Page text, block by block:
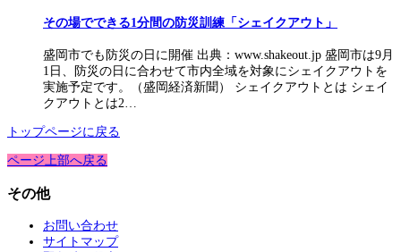
その場でできる1分間の防災訓練「シェイクアウト」
盛岡市でも防災の日に開催 出典：www.shakeout.jp 盛岡市は9月
1日、防災の日に合わせて市内全域を対象にシェイクアウトを
実施予定です。（盛岡経済新聞） シェイクアウトとは シェイ
クアウトとは2…
トップページに戻る
ページ上部へ戻る
その他
お問い合わせ
サイトマップ